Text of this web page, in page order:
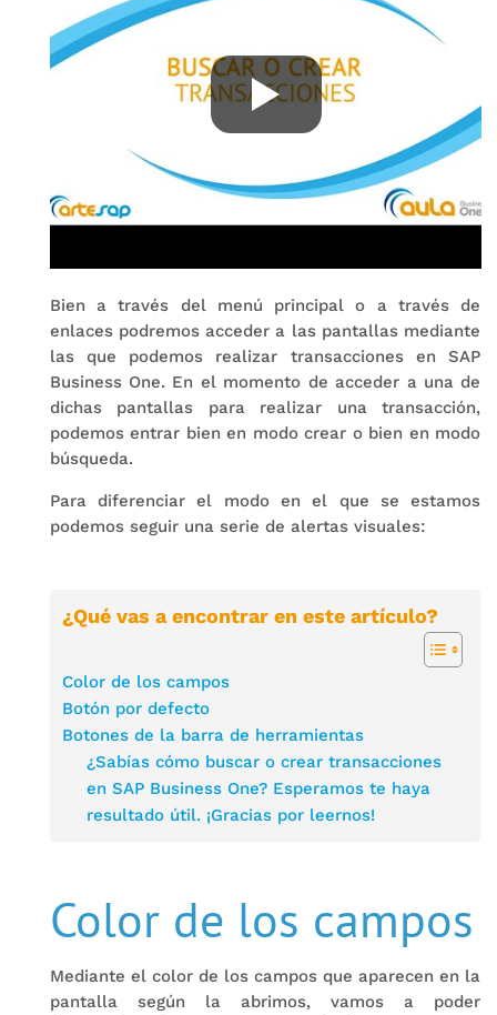
Bien a través del menú principal o a través de
enlaces podremos acceder a las pantallas mediante
las que podemos realizar transacciones en SAP
Business One. En el momento de acceder a una de
dichas pantallas para realizar una transacción,
podemos entrar bien en modo crear o bien en modo
búsqueda.
Para diferenciar el modo en el que se estamos
podemos seguir una serie de alertas visuales:
¿Qué vas a encontrar en este artículo?
Color de los campos
Botón por defecto
Botones de la barra de herramientas
¿Sabías cómo buscar o crear transacciones
en SAP Business One? Esperamos te haya
resultado útil. ¡Gracias por leernos!
Color de los campos
Mediante el color de los campos que aparecen en la
pantalla según la abrimos, vamos a poder